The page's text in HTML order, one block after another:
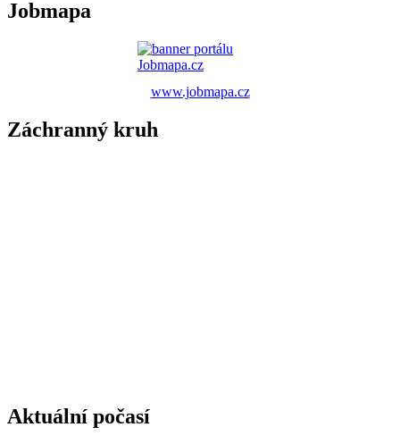
Jobmapa
www.jobmapa.cz
Záchranný kruh
Aktuální počasí